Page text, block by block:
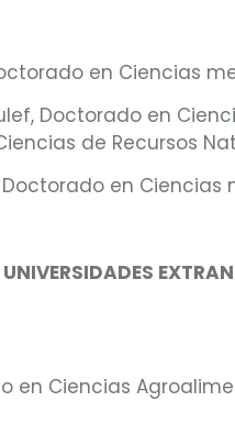
en Ciencias
Doctorado en
de Recursos
Doctorado en
en Ciencias